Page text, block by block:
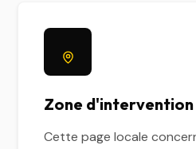
Zone d'intervention
Cette page locale